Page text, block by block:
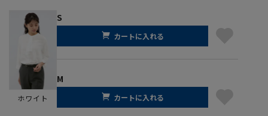
ホワイト
S
カートに入れる
M
カートに入れる